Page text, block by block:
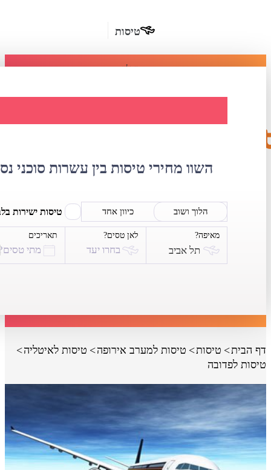
טיסות
מומלץ
בחו"ל
השכרת
רכב
השוו מחירי טיסות בין עשרות סוכני
הלוך ושוב כיוון אחד טיסות ישירות
מאיפה?
תל אביב
לאן טסים?
בחרו יעד
תאריכים
מתי
דף הבית טיסות טיסות למערב אירופה
טיסות לאיטליה
טיסות לפדובה